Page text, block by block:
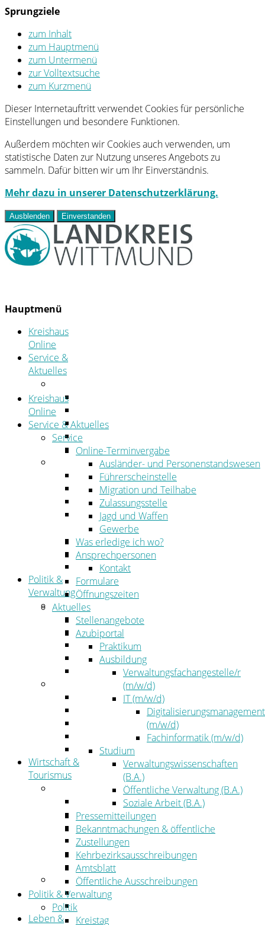
Sprungziele
zum Inhalt
zum Hauptmenü
zum Untermenü
zur Volltextsuche
zum Kurzmenü
Dieser Internetauftritt verwendet Cookies für persönliche
Einstellungen und besondere Funktionen.
Außerdem möchten wir Cookies auch verwenden, um
statistische Daten zur Nutzung unseres Angebots zu
sammeln. Dafür bitten wir um Ihr Einverständnis.
Mehr dazu in unserer Datenschutzerklärung.
Ausblenden Einverstanden
Hauptmenü
Kreishaus
Online
Service &
Aktuelles
Ansprechpersonen
Formulare
Öffnungszeiten
Aktuelles
Stellenangebote
Azubiportal
Pressemitteilungen
Bekanntmachungen & öffentliche
Zustellungen
Kehrbezirksausschreibungen
Amtsblatt
Öffentliche Ausschreibungen
Politik &
Verwaltung
Politik
Kreistag
Kreistagsinformationssystem
Bürgerinformationssystem
Wahlen
Der Landrat
Kommunalaufsicht
Zahlen, Daten, Fakten
Wirtschaft &
Tourismus
Wirtschaftsförderung
Gewerbeflächen und Unternehmen
Arbeitgeberservice
Mobilfunk & Breitband
Straßen- und Radwegebau
Landwirtschaft
Tourismus
Freizeit und Urlaub im Landkreis
Veranstaltungen
Leben &
Kreishaus
Online
Service & Aktuelles
Service
Online-Terminvergabe
Ausländer- und Personenstandswesen
Führerscheinstelle
Migration und Teilhabe
Zulassungsstelle
Jagd und Waffen
Gewerbe
Was erledige ich wo?
Ansprechpersonen
Kontakt
Formulare
Öffnungszeiten
Aktuelles
Stellenangebote
Azubiportal
Praktikum
Ausbildung
Verwaltungsfachangestelle/r
(m/w/d)
IT (m/w/d)
Digitalisierungsmanagement
(m/w/d)
Fachinformatik (m/w/d)
Studium
Verwaltungswissenschaften
(B.A.)
Öffentliche Verwaltung (B.A.)
Soziale Arbeit (B.A.)
Pressemitteilungen
Bekanntmachungen & öffentliche
Zustellungen
Kehrbezirksausschreibungen
Amtsblatt
Öffentliche Ausschreibungen
Politik & Verwaltung
Politik
Kreistag